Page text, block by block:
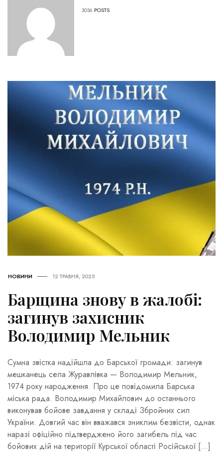
3036 POSTS
НОВИНИ 12 ТРАВНЯ, 2025
Барщина знову в жалобі:
загинув захисник
Володимир Мельник
Сумна звістка надійшла до Барської громади: загинув
мешканець села Журавлівка — Володимир Мельник,
1974 року народження. Про це повідомила Барська
міська рада. Володимир Михайлович до останнього
виконував бойове завдання у складі Збройних сил
України. Довгий час він вважався зниклим безвісти, однак
наразі офіційно підтверджено його загибель під час
бойових дій на території Курської області Російської […]